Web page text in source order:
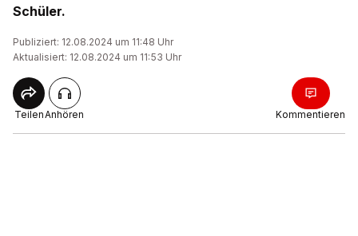
Schüler.
Publiziert: 12.08.2024 um 11:48 Uhr
Aktualisiert: 12.08.2024 um 11:53 Uhr
TeilenAnhören Kommentieren